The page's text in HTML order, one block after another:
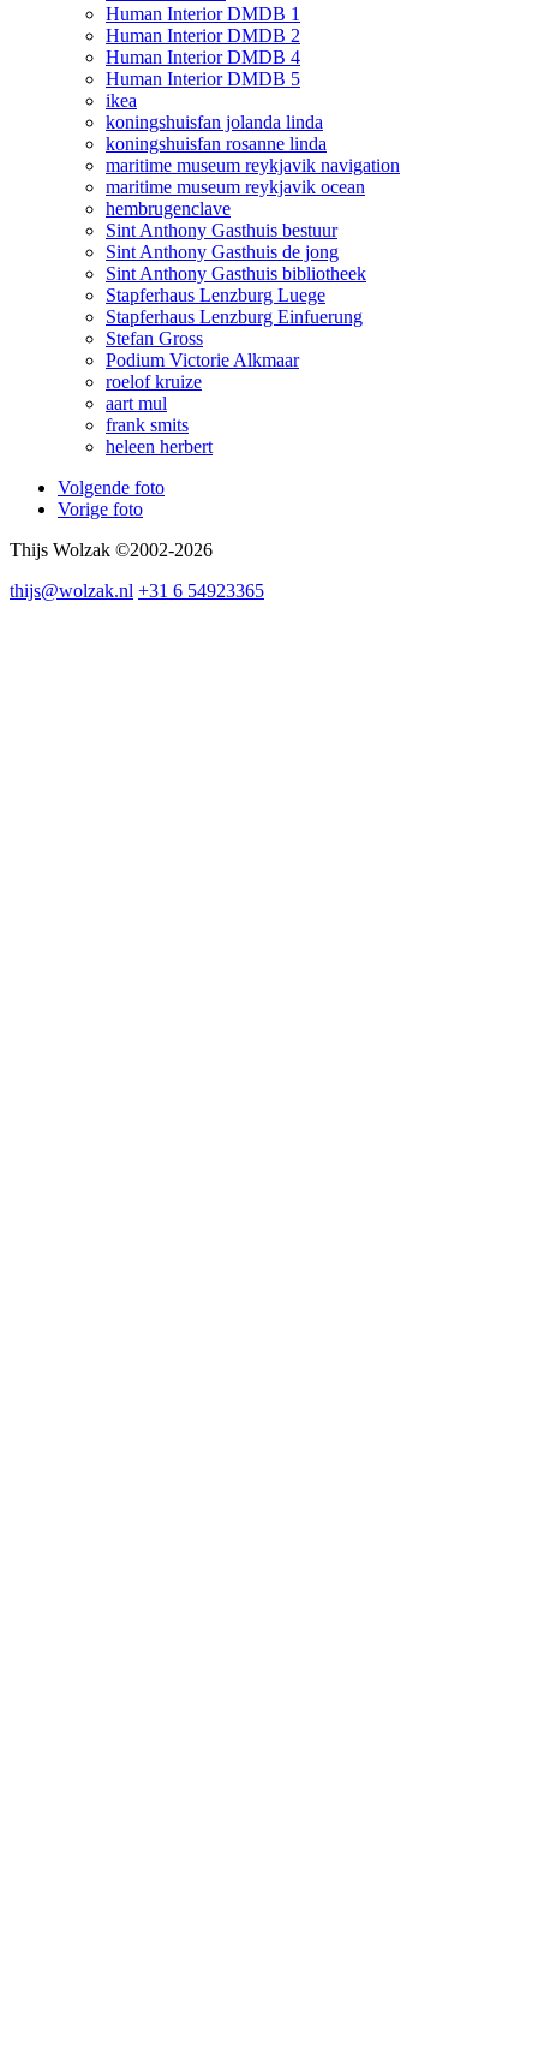
Human Interior DMDB 1
Human Interior DMDB 2
Human Interior DMDB 4
Human Interior DMDB 5
ikea
koningshuisfan jolanda linda
koningshuisfan rosanne linda
maritime museum reykjavik navigation
maritime museum reykjavik ocean
hembrugenclave
Sint Anthony Gasthuis bestuur
Sint Anthony Gasthuis de jong
Sint Anthony Gasthuis bibliotheek
Stapferhaus Lenzburg Luege
Stapferhaus Lenzburg Einfuerung
Stefan Gross
Podium Victorie Alkmaar
roelof kruize
aart mul
frank smits
heleen herbert
Volgende foto
Vorige foto
Thijs Wolzak ©2002-2026
thijs@wolzak.nl +31 6 54923365